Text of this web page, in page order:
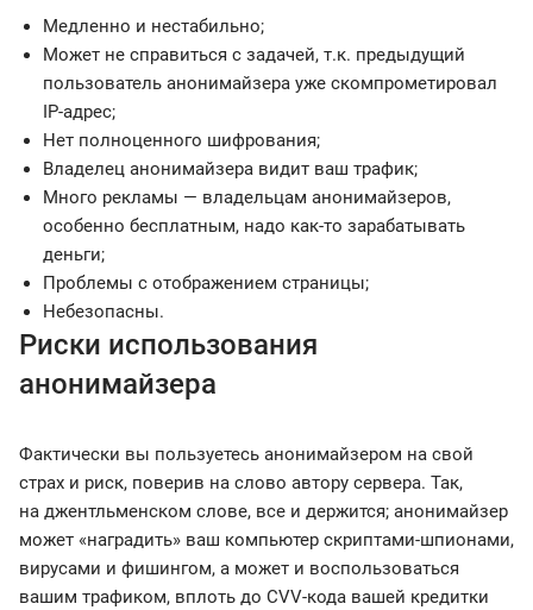
Медленно и нестабильно;
Может не справиться с задачей, т.к. предыдущий
пользователь анонимайзера уже скомпрометировал
IP-адрес;
Нет полноценного шифрования;
Владелец анонимайзера видит ваш трафик;
Много рекламы — владельцам анонимайзеров,
особенно бесплатным, надо как-то зарабатывать
деньги;
Проблемы с отображением страницы;
Небезопасны.
Риски использования
анонимайзера
Фактически вы пользуетесь анонимайзером на свой
страх и риск, поверив на слово автору сервера. Так,
на джентльменском слове, все и держится; анонимайзер
может «наградить» ваш компьютер скриптами-шпионами,
вирусами и фишингом, а может и воспользоваться
вашим трафиком, вплоть до CVV-кода вашей кредитки